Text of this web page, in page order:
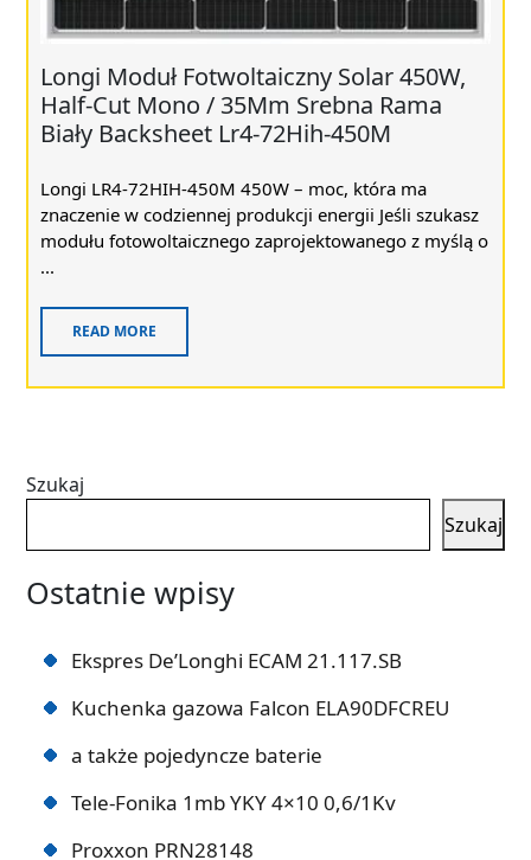
Longi Moduł Fotwoltaiczny Solar 450W,
Half-Cut Mono / 35Mm Srebna Rama
Biały Backsheet Lr4-72Hih-450M
Longi LR4-72HIH-450M 450W – moc, która ma
znaczenie w codziennej produkcji energii Jeśli szukasz
modułu fotowoltaicznego zaprojektowanego z myślą o
...
READ MORE
Szukaj
Szukaj
Ostatnie wpisy
Ekspres De’Longhi ECAM 21.117.SB
Kuchenka gazowa Falcon ELA90DFCREU
a także pojedyncze baterie
Tele-Fonika 1mb YKY 4×10 0,6/1Kv
Proxxon PRN28148